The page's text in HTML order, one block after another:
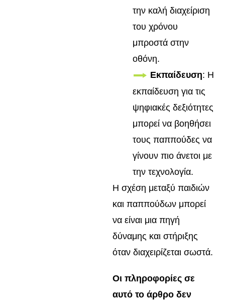
την καλή διαχείριση
του χρόνου
μπροστά στην
οθόνη.
Εκπαίδευση: Η
εκπαίδευση για τις
ψηφιακές δεξιότητες
μπορεί να βοηθήσει
τους παππούδες να
γίνουν πιο άνετοι με
την τεχνολογία.
Η σχέση μεταξύ παιδιών
και παππούδων μπορεί
να είναι μια πηγή
δύναμης και στήριξης
όταν διαχειρίζεται σωστά.
Οι πληροφορίες σε
αυτό το άρθρο δεν